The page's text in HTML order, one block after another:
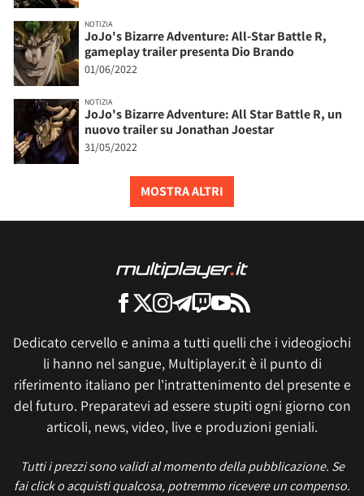
NOTIZIA
JoJo's Bizarre Adventure: All-Star Battle R,
gameplay trailer presenta Dio Brando
01/06/2022
NOTIZIA
JoJo's Bizarre Adventure: All Star Battle R, un
nuovo trailer su Jonathan Joestar
31/05/2022
MOSTRA ALTRI
Dedicato cervello e anima a tutti quelli che i videogiochi
li hanno nel sangue, Multiplayer.it è il punto di
riferimento italiano per l'intrattenimento del presente e
del futuro. Preparatevi ad essere stupiti ogni giorno con
articoli, news, video, live e produzioni geniali.
Tutti i prezzi sono validi al momento della pubblicazione. Se
fai click o acquisti qualcosa, potremmo ricevere un compenso.